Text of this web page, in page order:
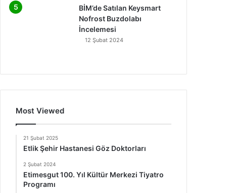
BİM’de Satılan Keysmart
Nofrost Buzdolabı
İncelemesi
12 Şubat 2024
Most Viewed
21 Şubat 2025
Etlik Şehir Hastanesi Göz Doktorları
2 Şubat 2024
Etimesgut 100. Yıl Kültür Merkezi Tiyatro
Programı